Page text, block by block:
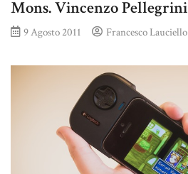
Mons. Vincenzo Pellegrini
9 Agosto 2011 Francesco Lauciello